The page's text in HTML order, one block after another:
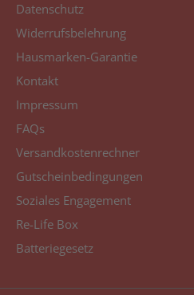
Datenschutz
Widerrufsbelehrung
Hausmarken-Garantie
Kontakt
Impressum
FAQs
Versandkostenrechner
Gutscheinbedingungen
Soziales Engagement
Re-Life Box
Batteriegesetz